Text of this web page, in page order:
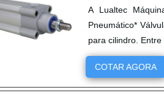
A Lualtec
Pneumático*
para cilindro.
COTAR AGORA